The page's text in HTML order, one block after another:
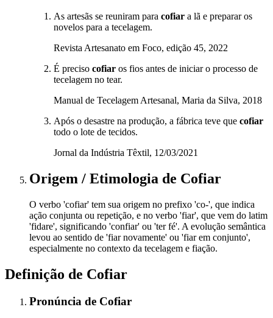
As artesãs se reuniram para cofiar a lã e preparar os
novelos para a tecelagem.
Revista Artesanato em Foco, edição 45, 2022
É preciso cofiar os fios antes de iniciar o processo de
tecelagem no tear.
Manual de Tecelagem Artesanal, Maria da Silva, 2018
Após o desastre na produção, a fábrica teve que cofiar
todo o lote de tecidos.
Jornal da Indústria Têxtil, 12/03/2021
Origem / Etimologia de Cofiar
O verbo 'cofiar' tem sua origem no prefixo 'co-', que indica
ação conjunta ou repetição, e no verbo 'fiar', que vem do latim
'fidare', significando 'confiar' ou 'ter fé'. A evolução semântica
levou ao sentido de 'fiar novamente' ou 'fiar em conjunto',
especialmente no contexto da tecelagem e fiação.
Definição de Cofiar
Pronúncia de Cofiar